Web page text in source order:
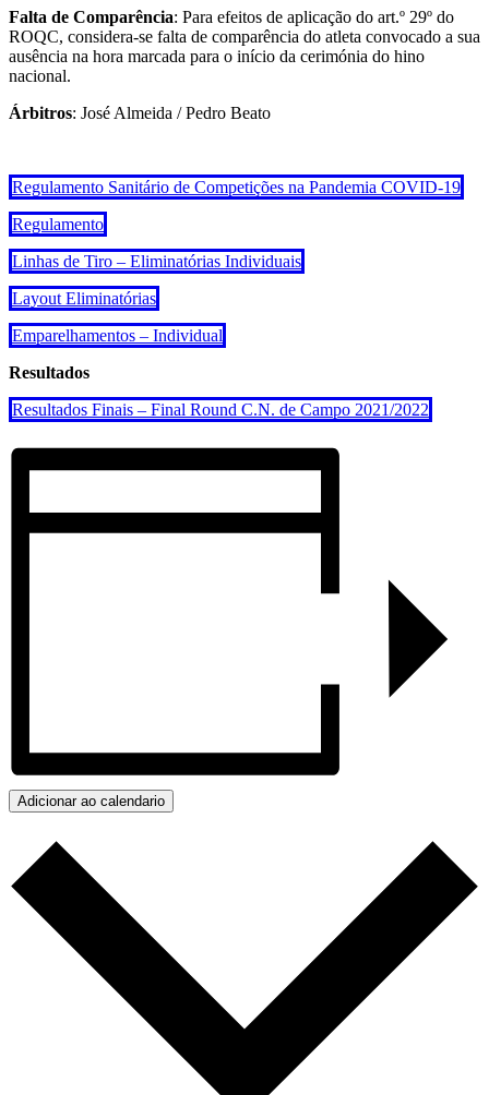
Falta de Comparência: Para efeitos de aplicação do art.º 29º do
ROQC, considera-se falta de comparência do atleta convocado a sua
ausência na hora marcada para o início da cerimónia do hino
nacional.
Árbitros: José Almeida / Pedro Beato
Regulamento Sanitário de Competições na Pandemia COVID-19
Regulamento
Linhas de Tiro – Eliminatórias Individuais
Layout Eliminatórias
Emparelhamentos – Individual
Resultados
Resultados Finais – Final Round C.N. de Campo 2021/2022
Adicionar ao calendario